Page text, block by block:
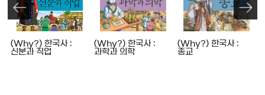
(Why?) 한국사 :
신분과 직업
(Why?) 한국사 :
과학과 의학
(Why?) 한국사 :
종교